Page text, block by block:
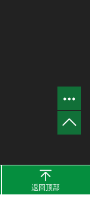
返回顶部